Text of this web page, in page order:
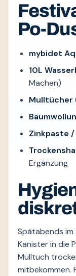
Po-
mybidet
10L
Machen)
Mulltücher
Zinkpaste
Ergänzung
Spätabends im
Kanister in die
Mulltuch
mitbekommen.